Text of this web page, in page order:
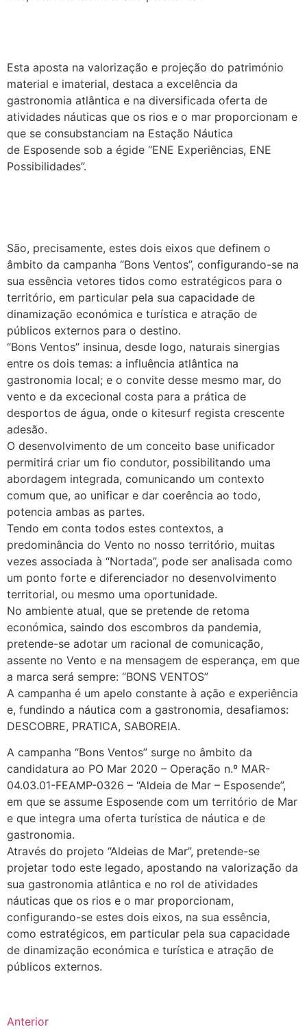
Esta aposta na valorização e projeção do património
material e imaterial, destaca a excelência da
gastronomia atlântica e na diversificada oferta de
atividades náuticas que os rios e o mar proporcionam e
que se consubstanciam na Estação Náutica
de Esposende sob a égide “ENE Experiências, ENE
Possibilidades”.
São, precisamente, estes dois eixos que definem o
âmbito da campanha “Bons Ventos”, configurando-se na
sua essência vetores tidos como estratégicos para o
território, em particular pela sua capacidade de
dinamização económica e turística e atração de
públicos externos para o destino.
“Bons Ventos” insinua, desde logo, naturais sinergias
entre os dois temas: a influência atlântica na
gastronomia local; e o convite desse mesmo mar, do
vento e da excecional costa para a prática de
desportos de água, onde o kitesurf regista crescente
adesão.
O desenvolvimento de um conceito base unificador
permitirá criar um fio condutor, possibilitando uma
abordagem integrada, comunicando um contexto
comum que, ao unificar e dar coerência ao todo,
potencia ambas as partes.
Tendo em conta todos estes contextos, a
predominância do Vento no nosso território, muitas
vezes associada à “Nortada”, pode ser analisada como
um ponto forte e diferenciador no desenvolvimento
territorial, ou mesmo uma oportunidade.
No ambiente atual, que se pretende de retoma
económica, saindo dos escombros da pandemia,
pretende-se adotar um racional de comunicação,
assente no Vento e na mensagem de esperança, em que
a marca será sempre: “BONS VENTOS”
A campanha é um apelo constante à ação e experiência
e, fundindo a náutica com a gastronomia, desafiamos:
DESCOBRE, PRATICA, SABOREIA.
A campanha “Bons Ventos” surge no âmbito da
candidatura ao PO Mar 2020 – Operação n.º MAR-
04.03.01-FEAMP-0326 – “Aldeia de Mar – Esposende”,
em que se assume Esposende com um território de Mar
e que integra uma oferta turística de náutica e de
gastronomia.
Através do projeto “Aldeias de Mar”, pretende-se
projetar todo este legado, apostando na valorização da
sua gastronomia atlântica e no rol de atividades
náuticas que os rios e o mar proporcionam,
configurando-se estes dois eixos, na sua essência,
como estratégicos, em particular pela sua capacidade
de dinamização económica e turística e atração de
públicos externos.
Anterior